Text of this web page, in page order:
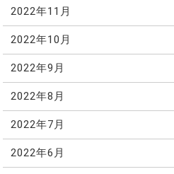
2022年11月
2022年10月
2022年9月
2022年8月
2022年7月
2022年6月